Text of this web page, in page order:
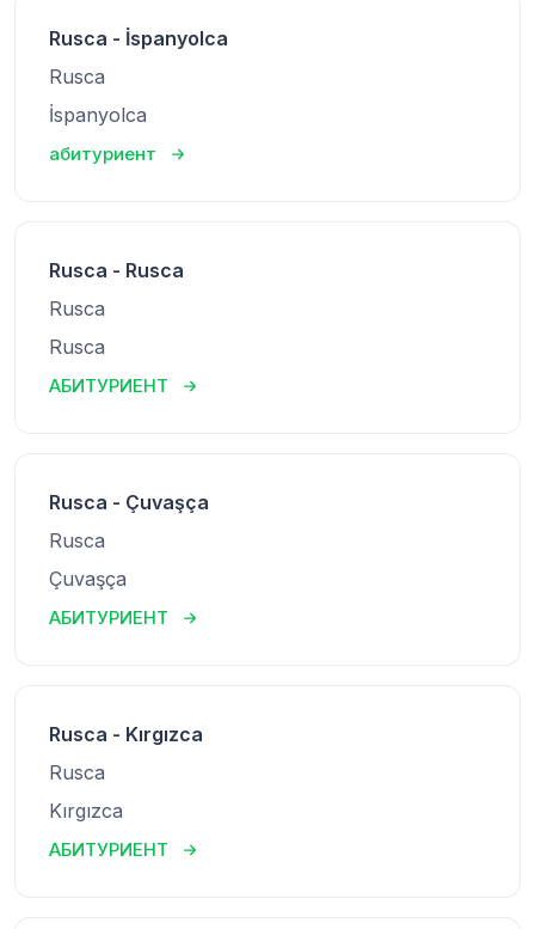
Rusca - İspanyolca
Rusca
İspanyolca
абитуриент
Rusca - Rusca
Rusca
Rusca
АБИТУРИЕНТ
Rusca - Çuvaşça
Rusca
Çuvaşça
АБИТУРИЕНТ
Rusca - Kırgızca
Rusca
Kırgızca
АБИТУРИЕНТ